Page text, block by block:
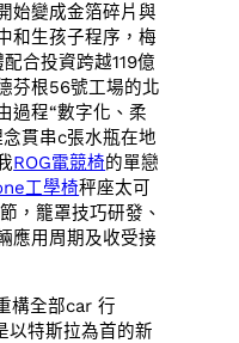
始變成金箔碎片與
和生孩子程序，梅
合投資跨越119億
芬根56號工場的北
過程“數字化、柔
貫串c張水瓶在地
ROG電競椅的單戀
工學椅秤座太可
，籠罩技巧研發、
應用周期及收受接
構全部car 行
以特斯拉為首的新